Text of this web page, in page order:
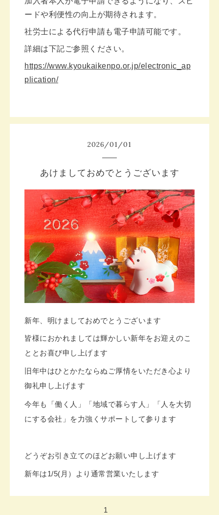
ードや利便性の向上が期待されます。
社労士による代行申請も電子申請可能です。
詳細は下記ご参照ください。
https://www.kyoukaikenpo.or.jp/electronic_ap
plication/
2026/01/01
あけましておめでとうございます
新年、明けましておめでとうございます
皆様におかれましては輝かしい新年をお迎えのこ
ととお喜び申し上げます
旧年中はひとかたならぬご厚情をいただき心より
御礼申し上げます
今年も「働く人」「地域で暮らす人」「人を大切
にする会社」を力強くサポートして参ります
どうぞお引き立てのほどお願い申し上げます
新年は1/5(月）より通常営業いたします
1